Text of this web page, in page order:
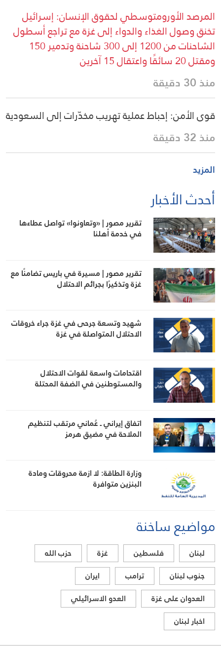
المرصد الأورومتوسطي لحقوق الإنسان: إسرائيل
تخنق وصول الغذاء والدواء إلى غزة مع تراجع أسطول
الشاحنات من 1200 إلى 300 شاحنة وتدمير 150
ومقتل 20 سائقًا واعتقال 15 آخرين
منذ 30 دقيقة
قوى الأمن: إحباط عملية تهريب مخدّرات إلى السعودية
منذ 32 دقيقة
المزيد
أحدث الأخبار
تقرير مصور | «وتعاونوا» تواصل عطاءها
في خدمة أهلنا
تقرير مصور | مسيرة في باريس تضامنًا مع
غزة وتذكيرًا بجرائم الاحتلال
شهيد وتسعة جرحى في غزة جراء خروقات
الاحتلال المتواصلة في غزة
اقتحامات واسعة لقوات الاحتلال
والمستوطنين في الضفة المحتلة
اتفاق إيراني ـ عُماني مرتقب لتنظيم
الملاحة في مضيق هرمز
وزارة الطاقة: لا ازمة محروقات ومادة
البنزين متوافرة
مواضيع ساخنة
لبنان فلسطين غزة
حزب الله
جنوب لبنان
ترامب
ايران
العدوان على غزة
العدو الاسرائيلي
اخبار لبنان